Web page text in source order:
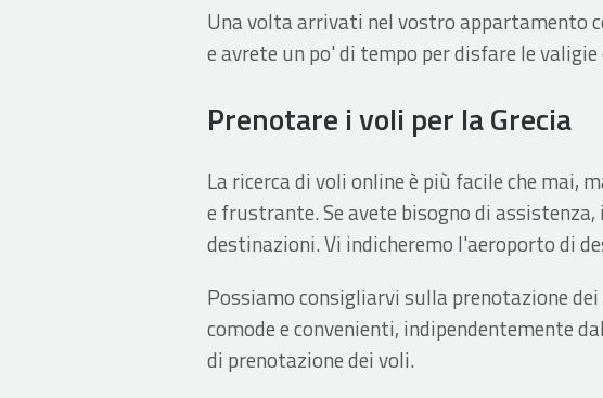
Una volta arrivati nel vostro appartamento
e avrete un po' di tempo per disfare le
Prenotare i voli per la Grecia
La ricerca di voli online è più facile che mai,
e frustrante. Se avete bisogno di
destinazioni. Vi indicheremo l'aeroporto di
Possiamo consigliarvi sulla prenotazione
comode e convenienti, indipendentemente
di prenotazione dei voli.